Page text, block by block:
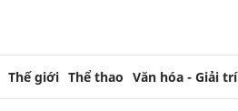
Thế giới Thể thao Văn hóa - Giải trí